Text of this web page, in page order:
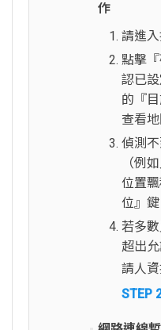
作
請進
點擊
認已
的『
查看地
偵測
（例
位置
位』
若多
超出
請人
STEP